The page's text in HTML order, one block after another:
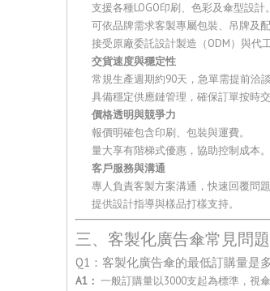
支援各種LOGO印刷、色彩及傘型設計。
可依品牌需求客製專屬包裝、吊牌及配
接受原廠委託設計製造（ODM）與代工
交貨速度與穩定性
常規生產週期約90天，急單需提前洽談
具備穩定供應鏈管理，確保訂單按時交
價格透明與競爭力
報價明確包含印刷、包裝與運費。
量大享有階梯式優惠，協助控制成本。
客戶服務與溝通
專人負責客製方案溝通，快速回覆問題
提供設計指導與樣品打樣支持。
三、客製化廣告傘常見問題
Q1：客製化廣告傘的最低訂購量是
A1： 一般訂購量以3000支起為標準，視